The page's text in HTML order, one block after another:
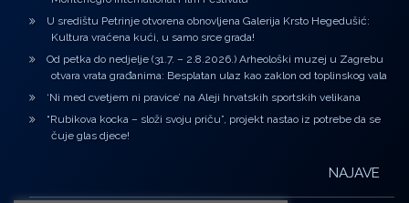
U središtu Petrinje otvorena obnovljena Galerija Krsto Hegedušić:
Kultura vraćena kući, u samo srce grada!
Od petka do nedjelje (31.7. – 2.8.2026.) Arheološki muzej u Zagrebu
otvara vrata građanima: Besplatan ulaz kao zaklon od toplinskog vala
‘Ni med cvetjem ni pravice’ na Aleji hrvatskih sportskih velikana
“Rubikova kocka – složi svoju priču”, projekt nastao iz potrebe da se
čuje glas djece!
NAJAVE